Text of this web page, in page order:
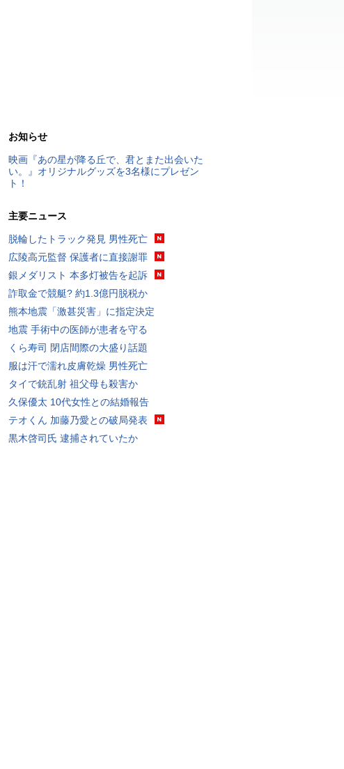
お知らせ
映画『あの星が降る丘で、君とまた出会いた
い。』オリジナルグッズを3名様にプレゼン
ト！
主要ニュース
脱輪したトラック発見 男性死亡
広陵高元監督 保護者に直接謝罪
銀メダリスト 本多灯被告を起訴
詐取金で競艇? 約1.3億円脱税か
熊本地震「激甚災害」に指定決定
地震 手術中の医師が患者を守る
くら寿司 閉店間際の大盛り話題
服は汗で濡れ皮膚乾燥 男性死亡
タイで銃乱射 祖父母も殺害か
久保優太 10代女性との結婚報告
テオくん 加藤乃愛との破局発表
黒木啓司氏 逮捕されていたか